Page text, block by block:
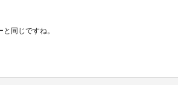
同じですね。